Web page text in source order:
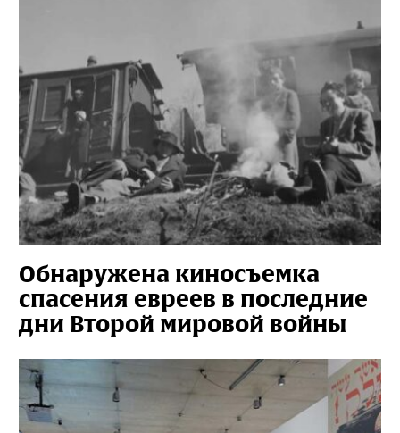
Обнаружена киносъемка
спасения евреев в последние
дни Второй мировой войны